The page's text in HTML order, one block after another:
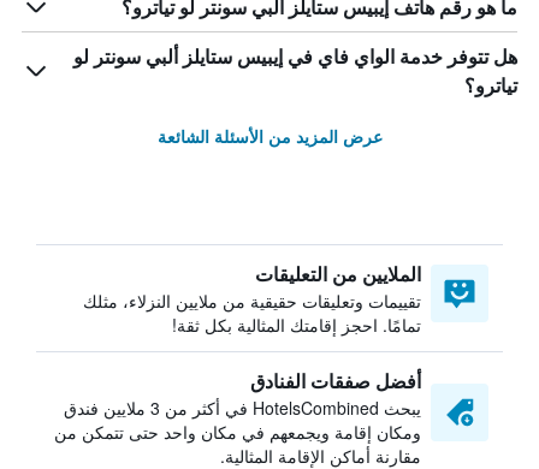
ما هو رقم هاتف إيبيس ستايلز ألبي سونتر لو تياترو؟
هل تتوفر خدمة الواي فاي في إيبيس ستايلز ألبي سونتر لو
تياترو؟
عرض المزيد من الأسئلة الشائعة
الملايين من التعليقات
تقييمات وتعليقات حقيقية من ملايين النزلاء، مثلك
تمامًا. احجز إقامتك المثالية بكل ثقة!
أفضل صفقات الفنادق
يبحث HotelsCombined في أكثر من 3 ملايين فندق
ومكان إقامة ويجمعهم في مكان واحد حتى تتمكن من
مقارنة أماكن الإقامة المثالية.